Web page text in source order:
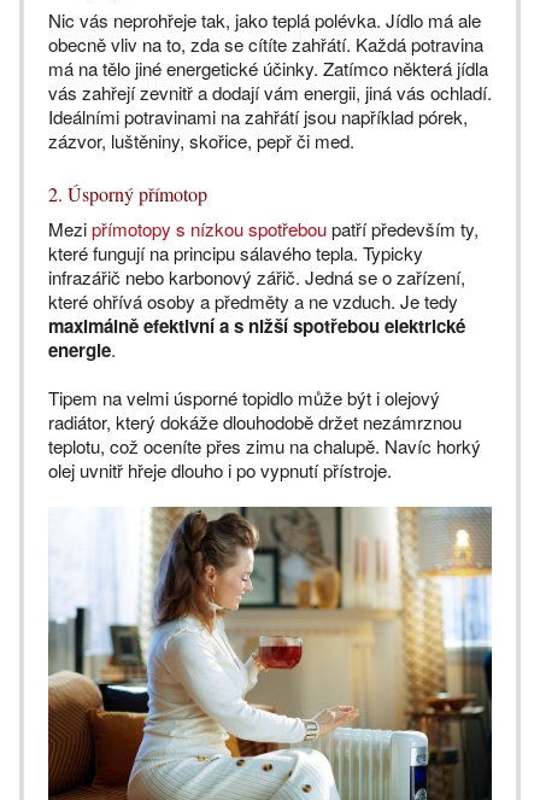
Nic vás neprohřeje tak, jako teplá polévka. Jídlo má ale
obecně vliv na to, zda se cítíte zahřátí. Každá potravina
má na tělo jiné energetické účinky. Zatímco některá jídla
vás zahřejí zevnitř a dodají vám energii, jiná vás ochladí.
Ideálními potravinami na zahřátí jsou například pórek,
zázvor, luštěniny, skořice, pepř či med.
2. Úsporný přímotop
Mezipřímotopy s nízkou spotřeboupatří především ty,
které fungují na principu sálavého tepla. Typicky
infrazářič nebo karbonový zářič. Jedná se o zařízení,
které ohřívá osoby a předměty a ne vzduch. Je tedy
maximálně efektivní a s nižší spotřebou elektrické
energie.
Tipem na velmi úsporné topidlo může být i olejový
radiátor, který dokáže dlouhodobě držet nezámrznou
teplotu, což oceníte přes zimu na chalupě. Navíc horký
olej uvnitř hřeje dlouho i po vypnutí přístroje.